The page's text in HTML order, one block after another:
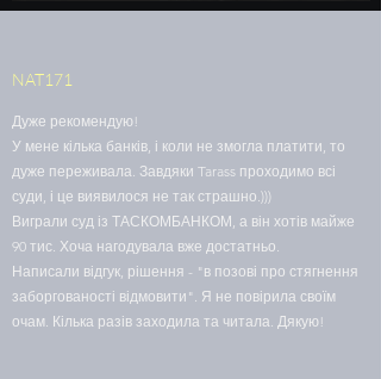
NAT171
Дуже рекомендую!
У мене кілька банків, і коли не змогла платити, то
дуже переживала. Завдяки Tarass проходимо всі
суди, і це виявилося не так страшно.)))
Виграли суд із ТАСКОМБАНКОМ, а він хотів майже
90 тис. Хоча нагодувала вже достатньо.
Написали відгук, рішення - "в позові про стягнення
заборгованості відмовити". Я не повірила своїм
очам. Кілька разів заходила та читала. Дякую!